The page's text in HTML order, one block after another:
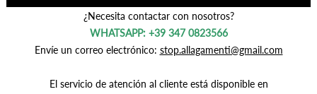
¿Necesita contactar con nosotros?
WHATSAPP: +39 347 0823566
Envíe un correo electrónico: stop.allagamenti@gmail.com
El servicio de atención al cliente está disponible en